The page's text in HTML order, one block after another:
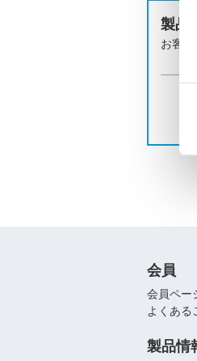
製品
お客
会員
会員ペー
よくある
製品情